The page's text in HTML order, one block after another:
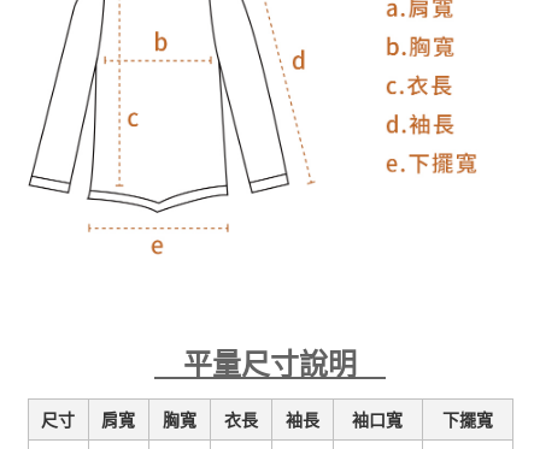
平量尺寸說明
尺寸 肩寬 胸寬 衣長 袖長 袖口寬 下擺寬